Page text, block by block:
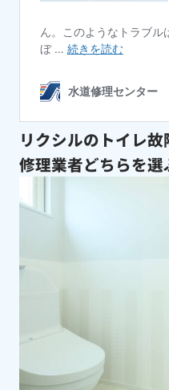
リクシルのトイレ
修理業者どちらを選